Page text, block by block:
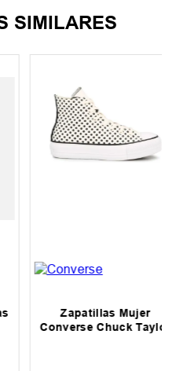
SIMILARES
Zapatillas Mujer
Converse Chuck Taylor